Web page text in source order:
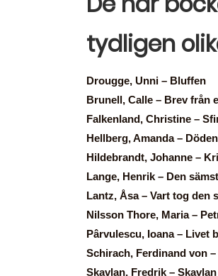
tydligen
Drougge, Unni – Bluffen
Brunell, Calle – Brev från
Falkenland, Christine –
Hellberg, Amanda –
Hildebrandt, Johanne –
Lange, Henrik – Den
Lantz, Åsa – Vart tog den
Nilsson Thore, Maria –
Pârvulescu, Ioana – Livet
Schirach, Ferdinand von
Skavlan, Fredrik – Skavlan